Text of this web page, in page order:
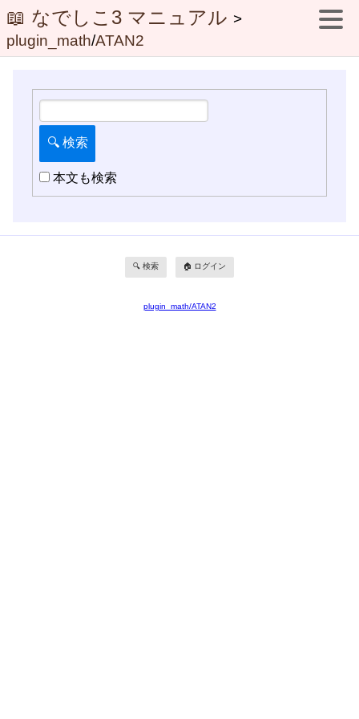
📖 なでしこ3 マニュアル >
plugin_math/ATAN2
本文も検索
🔍 検索 🏠 ログイン
plugin_math/ATAN2